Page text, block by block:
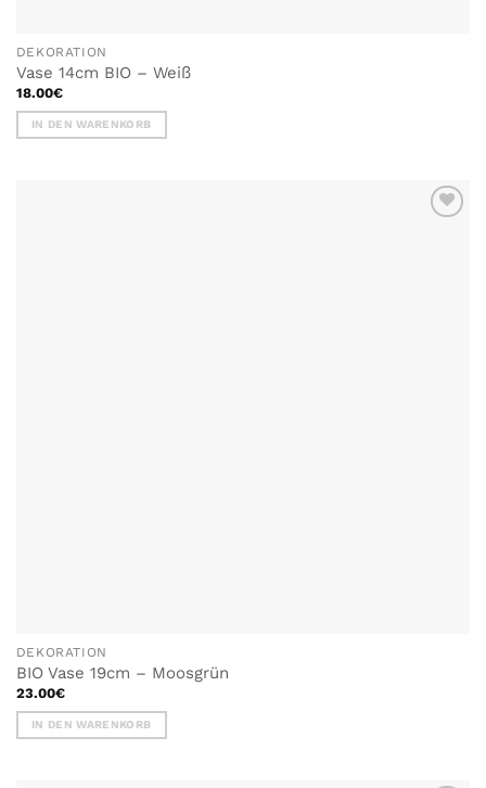
DEKORATION
Vase 14cm BIO – Weiß
18.00€
IN DEN WARENKORB
DEKORATION
BIO Vase 19cm – Moosgrün
23.00€
IN DEN WARENKORB